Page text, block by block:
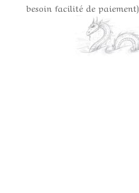
besoin facilité de paiement)